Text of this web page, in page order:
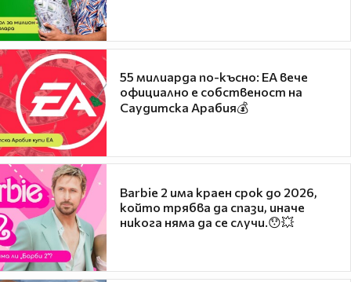
55 милиарда по-късно: EA вече
официално е собственост на
Саудитска Арабия💰
Barbie 2 има краен срок до 2026,
който трябва да спази, иначе
никога няма да се случи.😯💥